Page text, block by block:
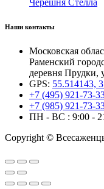
Наши контакты
Московская
Раменский
деревня Прудки,
GPS: 55.514143,
+7 (495) 921-73-
+7 (985) 921-73-
ПН - ВС : 9:00 -
Copyright ©